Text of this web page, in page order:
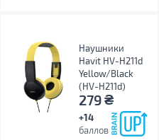
Наушники
Havit HV-H211d
Yellow/Black
(HV-H211d)
279₴
+14
баллов